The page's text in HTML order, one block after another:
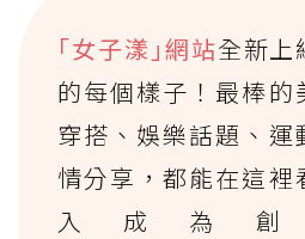
｢女子漾｣網站全新上
的每個樣子！最棒的
穿搭、娛樂話題、運
情分享，都能在這裡
入成為創